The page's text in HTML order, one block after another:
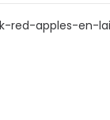
red-apples-en-